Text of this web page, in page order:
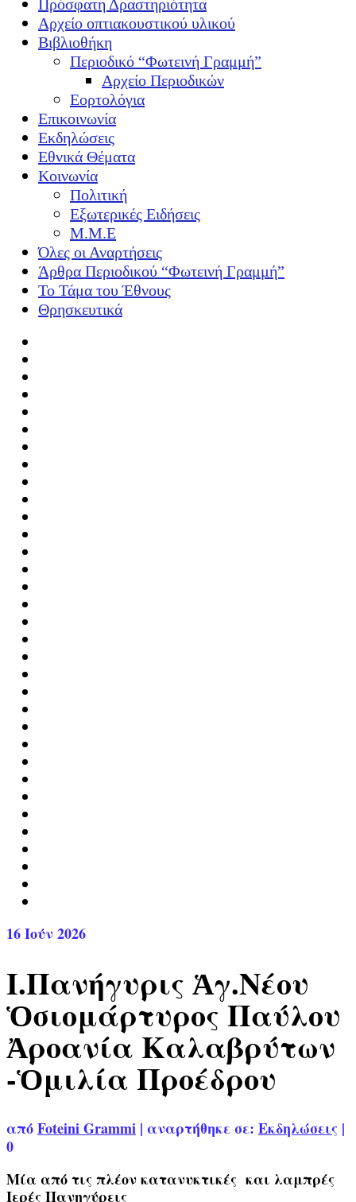
Πρόσφατη Δραστηριότητα
Αρχείο οπτιακουστικού υλικού
Βιβλιοθήκη
Περιοδικό “Φωτεινή Γραμμή”
Αρχείο Περιοδικών
Εορτολόγια
Επικοινωνία
Εκδηλώσεις
Εθνικά Θέματα
Κοινωνία
Πολιτική
Εξωτερικές Ειδήσεις
Μ.Μ.Ε
Όλες οι Αναρτήσεις
Άρθρα Περιοδικού “Φωτεινή Γραμμή”
Το Τάμα του Έθνους
Θρησκευτικά
16Ιούν 2026
Ι.Πανήγυρις Ἁγ.Νέου
Ὁσιομάρτυρος Παύλου
Ἀροανία Καλαβρύτων
-Ὁμιλία Προέδρου
απόFoteini Grammi | αναρτήθηκε σε: Εκδηλώσεις |
0
Μία από τις πλέον κατανυκτικές και λαμπρές
Ιερές Πανηγύρεις